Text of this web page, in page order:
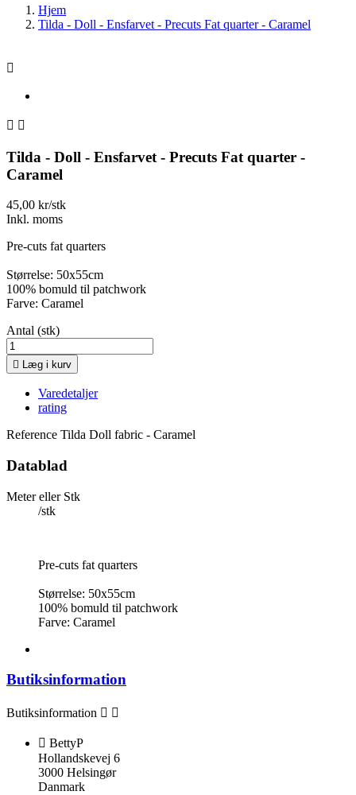
Hjem
Tilda - Doll - Ensfarvet - Precuts Fat quarter - Caramel

 
Tilda - Doll - Ensfarvet - Precuts Fat quarter -
Caramel
45,00 kr/stk
Inkl. moms
Pre-cuts fat quarters
Størrelse: 50x55cm
100% bomuld til patchwork
Farve: Caramel
Antal (stk)
 Læg i kurv
Varedetaljer
rating
Reference Tilda Doll fabric - Caramel
Datablad
Meter eller Stk
/stk
Pre-cuts fat quarters
Størrelse: 50x55cm
100% bomuld til patchwork
Farve: Caramel
Butiksinformation
Butiksinformation  
 BettyP
Hollandskevej 6
3000 Helsingør
Danmark